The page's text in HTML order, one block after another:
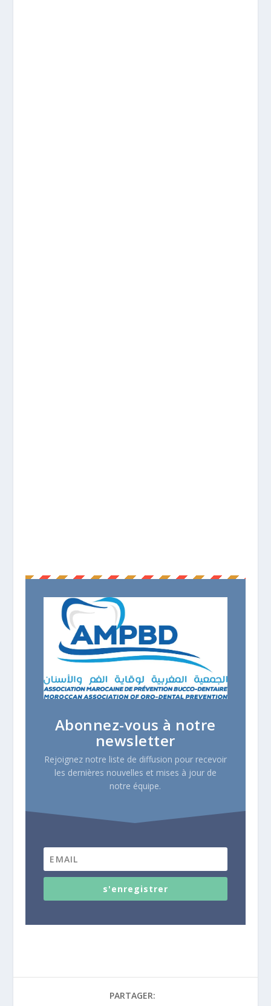
Abonnez-vous à notre
newsletter
Rejoignez notre liste de diffusion pour recevoir
les dernières nouvelles et mises à jour de
notre équipe.
s'enregistrer
PARTAGER: